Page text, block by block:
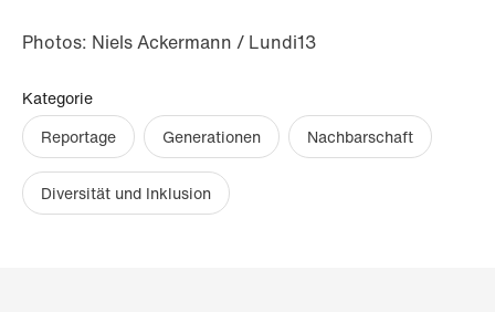
Photos: Niels Ackermann / Lundi13
Kategorie
Reportage
Generationen Nachbarschaft
Diversität und Inklusion